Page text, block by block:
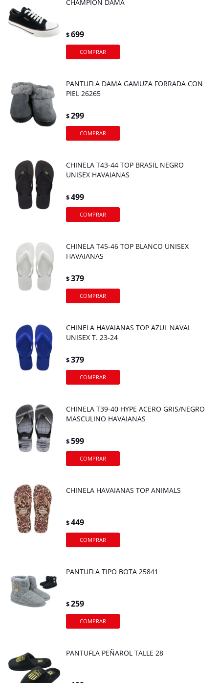
CHAMPION DAMA
$699
PANTUFLA DAMA GAMUZA FORRADA CON
PIEL 26265
$299
CHINELA T43-44 TOP BRASIL NEGRO
UNISEX HAVAIANAS
$499
CHINELA T45-46 TOP BLANCO UNISEX
HAVAIANAS
$379
CHINELA HAVAIANAS TOP AZUL NAVAL
UNISEX T. 23-24
$379
CHINELA T39-40 HYPE ACERO GRIS/NEGRO
MASCULINO HAVAIANAS
$599
CHINELA HAVAIANAS TOP ANIMALS
$449
PANTUFLA TIPO BOTA 25841
$259
PANTUFLA PEÑAROL TALLE 28